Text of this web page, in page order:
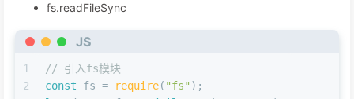
fs.readFileSync
JS
1
2
// 引入fs模块
const fs = require( "fs" );